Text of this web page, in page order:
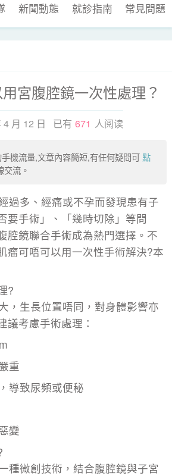
新聞動態 就診指南 常見問題
宮腹腔鏡一次性處理？
4 月 12 日 已有 671 人阅读
機流量,文章內容簡短,有任何疑問可點
交流。
過多、經痛或不孕而發現患有子
要手術」、「幾時切除」等問
腔鏡聯合手術成為熱門選擇。不
瘤可唔可以用一次性手術解決?本
?
，生長位置唔同，對身體影響亦
議考慮手術處理：
重
導致尿頻或便秘
變
種微創技術，結合腹腔鏡與子宮